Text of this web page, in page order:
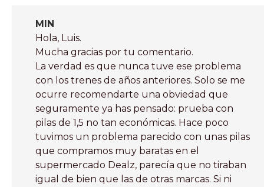
MIN
Hola, Luis.
Mucha gracias por tu comentario.
La verdad es que nunca tuve ese problema
con los trenes de años anteriores. Solo se me
ocurre recomendarte una obviedad que
seguramente ya has pensado: prueba con
pilas de 1,5 no tan económicas. Hace poco
tuvimos un problema parecido con unas pilas
que compramos muy baratas en el
supermercado Dealz, parecía que no tiraban
igual de bien que las de otras marcas. Si ni